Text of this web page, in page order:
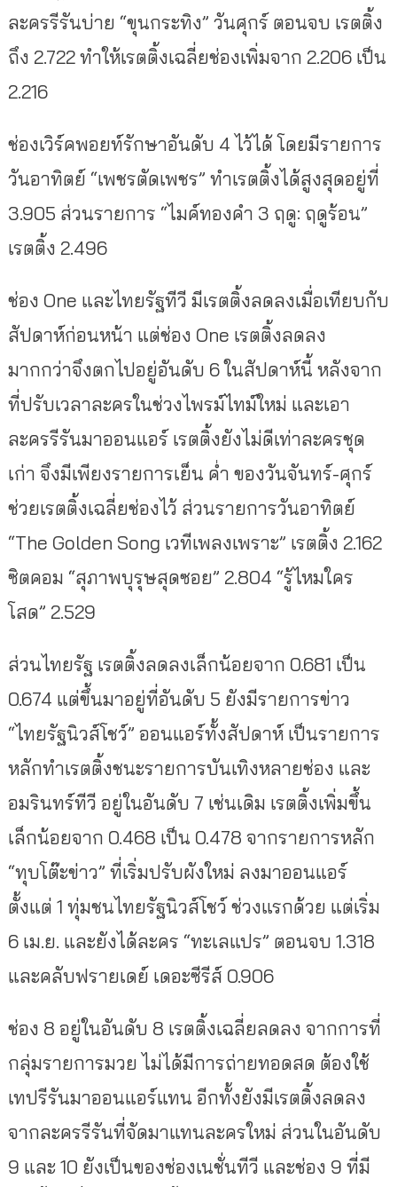
ละครรีรันบ่าย “ขุนกระทิง” วันศุกร์ ตอนจบ เรตติ้ง
ถึง 2.722 ทำให้เรตติ้งเฉลี่ยช่องเพิ่มจาก 2.206 เป็น
2.216
ช่องเวิร์คพอยท์รักษาอันดับ 4 ไว้ได้ โดยมีรายการ
วันอาทิตย์ “เพชรตัดเพชร” ทำเรตติ้งได้สูงสุดอยู่ที่
3.905 ส่วนรายการ “ไมค์ทองคำ 3 ฤดู: ฤดูร้อน”
เรตติ้ง 2.496
ช่อง One และไทยรัฐทีวี มีเรตติ้งลดลงเมื่อเทียบกับ
สัปดาห์ก่อนหน้า แต่ช่อง One เรตติ้งลดลง
มากกว่าจึงตกไปอยู่อันดับ 6 ในสัปดาห์นี้ หลังจาก
ที่ปรับเวลาละครในช่วงไพรม์ไทม์ใหม่ และเอา
ละครรีรันมาออนแอร์ เรตติ้งยังไม่ดีเท่าละครชุด
เก่า จึงมีเพียงรายการเย็น ค่ำ ของวันจันทร์-ศุกร์
ช่วยเรตติ้งเฉลี่ยช่องไว้ ส่วนรายการวันอาทิตย์
“The Golden Song เวทีเพลงเพราะ” เรตติ้ง 2.162
ซิตคอม “สุภาพบุรุษสุดซอย” 2.804 “รู้ไหมใคร
โสด” 2.529
ส่วนไทยรัฐ เรตติ้งลดลงเล็กน้อยจาก 0.681 เป็น
0.674 แต่ขึ้นมาอยู่ที่อันดับ 5 ยังมีรายการข่าว
“ไทยรัฐนิวส์โชว์” ออนแอร์ทั้งสัปดาห์ เป็นรายการ
หลักทำเรตติ้งชนะรายการบันเทิงหลายช่อง และ
อมรินทร์ทีวี อยู่ในอันดับ 7 เช่นเดิม เรตติ้งเพิ่มขึ้น
เล็กน้อยจาก 0.468 เป็น 0.478 จากรายการหลัก
“ทุบโต๊ะข่าว” ที่เริ่มปรับผังใหม่ ลงมาออนแอร์
ตั้งแต่ 1 ทุ่มชนไทยรัฐนิวส์โชว์ ช่วงแรกด้วย แต่เริ่ม
6 เม.ย. และยังได้ละคร “ทะเลแปร” ตอนจบ 1.318
และคลับฟรายเดย์ เดอะซีรีส์ 0.906
ช่อง 8 อยู่ในอันดับ 8 เรตติ้งเฉลี่ยลดลง จากการที่
กลุ่มรายการมวย ไม่ได้มีการถ่ายทอดสด ต้องใช้
เทปรีรันมาออนแอร์แทน อีกทั้งยังมีเรตติ้งลดลง
จากละครรีรันที่จัดมาแทนละครใหม่ ส่วนในอันดับ
9 และ 10 ยังเป็นของช่องเนชั่นทีวี และช่อง 9 ที่มี